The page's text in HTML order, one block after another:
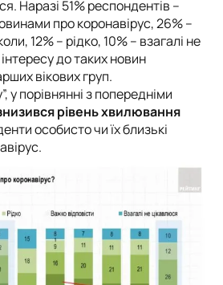
Наразі 51% респондентів –
про коронавірус, 26% –
12% – рідко, 10% – взагалі не
до таких новин
вікових груп.
у порівнянні з попередніми
рівень хвилювання
особисто чи їх близькі